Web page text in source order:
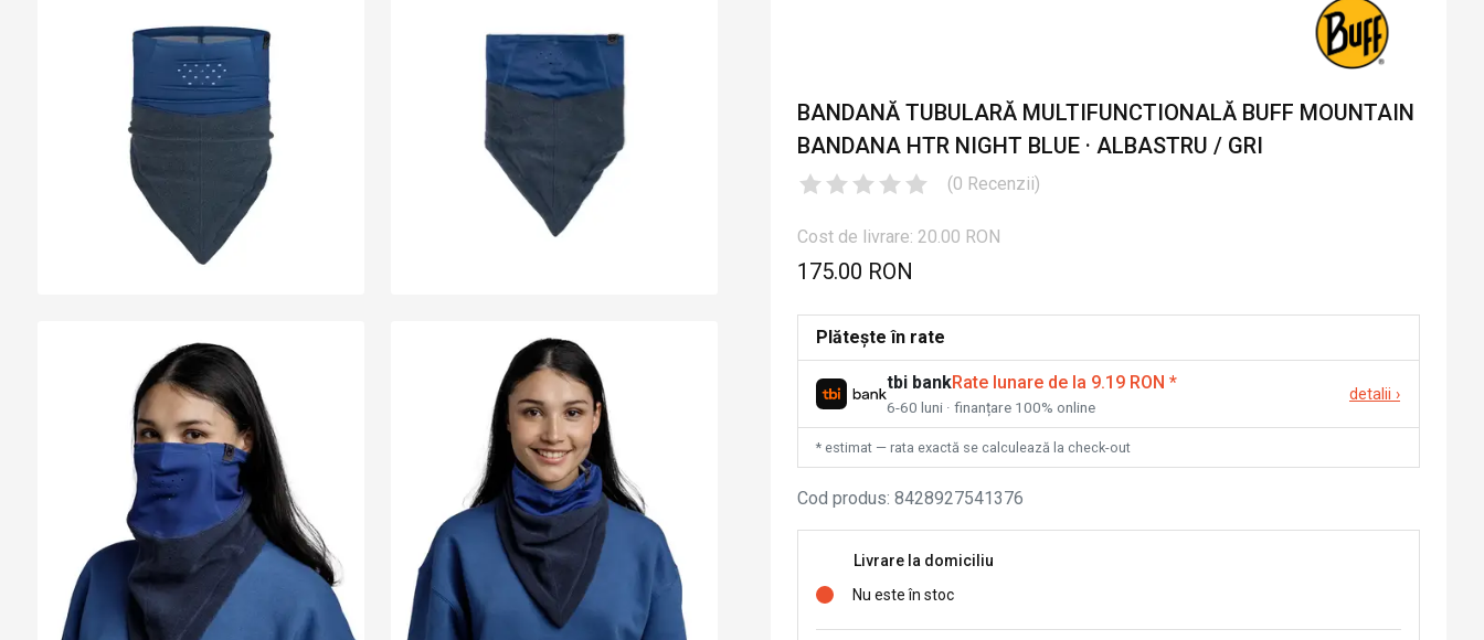
BANDANĂ TUBULARĂ MULTIFUNCTIONALĂ BUFF MOUNTAIN
BANDANA HTR NIGHT BLUE · ALBASTRU / GRI
(0 Recenzii)
Cost de livrare: 20.00 RON
175.00 RON
Plătește în rate
tbi bankRate lunare de la 9.19 RON *
6-60 luni · finanțare 100% online
detalii ›
* estimat — rata exactă se calculează la check-out
Cod produs: 8428927541376
Livrare la domiciliu
Nu este în stoc